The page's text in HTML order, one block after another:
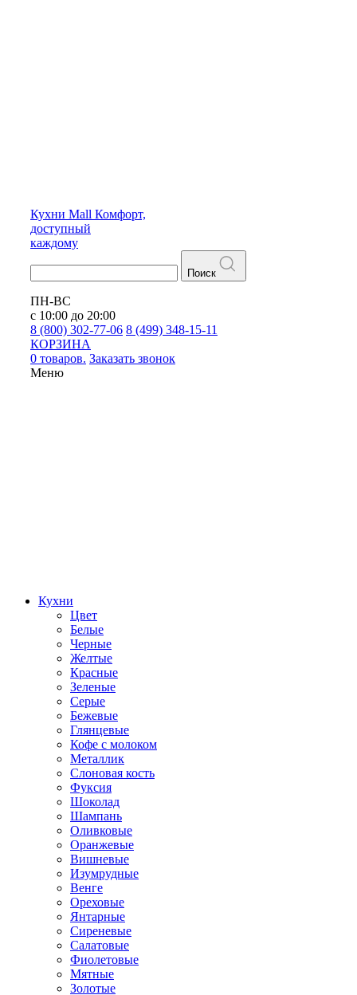
Кухни Mall Комфорт,
доступный
каждому
Поиск
ПН-ВС
с 10:00 до 20:00
8 (800) 302-77-06 8 (499) 348-15-11
КОРЗИНА
0 товаров. Заказать звонок
Меню
Кухни
Цвет
Белые
Черные
Желтые
Красные
Зеленые
Серые
Бежевые
Глянцевые
Кофе с молоком
Металлик
Слоновая кость
Фуксия
Шоколад
Шампань
Оливковые
Оранжевые
Вишневые
Изумрудные
Венге
Ореховые
Янтарные
Сиреневые
Салатовые
Фиолетовые
Мятные
Золотые